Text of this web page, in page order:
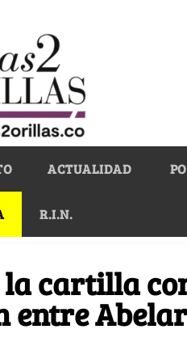
ACTUALIDAD
R.I.N.
la cartilla
entre